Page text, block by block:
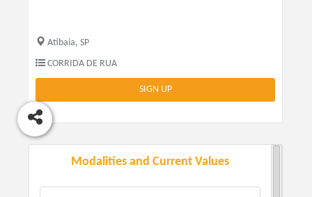
Atibaia, SP
CORRIDA DE RUA
SIGN UP
Modalities and Current Values